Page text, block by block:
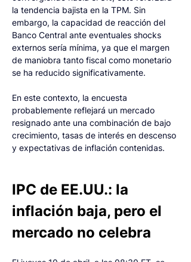
la tendencia bajista en la TPM. Sin
embargo, la capacidad de reacción del
Banco Central ante eventuales shocks
externos sería mínima, ya que el margen
de maniobra tanto fiscal como monetario
se ha reducido significativamente.
En este contexto, la encuesta
probablemente reflejará un mercado
resignado ante una combinación de bajo
crecimiento, tasas de interés en descenso
y expectativas de inflación contenidas.
IPC de EE.UU.: la
inflación baja, pero el
mercado no celebra